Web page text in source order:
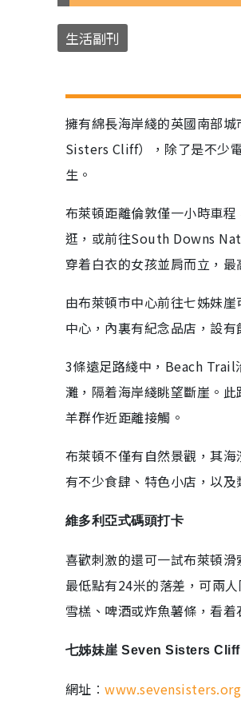
生活副刊
擁有綿長海岸綫的英國南部
Sisters Cliff），除了是不少
生。
布萊頓距離倫敦僅一小時車
逛，或前往South Downs
穿着白衣的女孩並肩而立，
由布萊頓市中心前往七姊妹
中心，內裏有紀念品店，設
3條遠足路綫中，Beach Trail
灘，隔着海岸綫眺望斷崖。
羊群作近距離接觸。
布萊頓不僅有自然景觀，其
有不少食肆、特色小店，以
維多利亞式碼頭打卡
喜歡刺激的還可一試布萊頓
最低點有24米的落差，可兩
雪榚、啤酒或炸魚薯條，看
七姊妹崖 Seven Sisters Cliff
網址︰